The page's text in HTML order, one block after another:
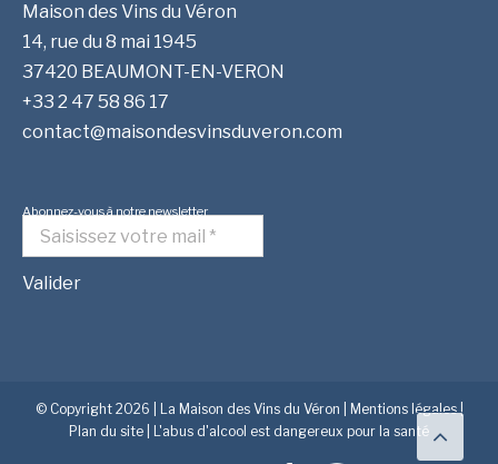
Maison des Vins du Véron
14, rue du 8 mai 1945
37420 BEAUMONT-EN-VERON
+33 2 47 58 86 17
contact@maisondesvinsduveron.com
Abonnez-vous à notre newsletter
© Copyright 2026 | La Maison des Vins du Véron | Mentions légales|
Plan du site | L'abus d'alcool est dangereux pour la santé
Aller
haut